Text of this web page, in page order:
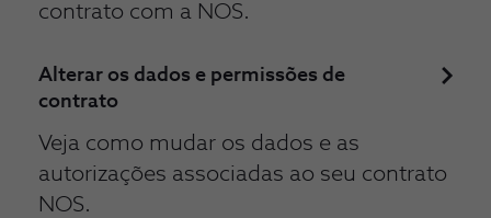
contrato com a NOS.
Alterar os dados e permissões de
contrato
Veja como mudar os dados e as
autorizações associadas ao seu contrato
NOS.